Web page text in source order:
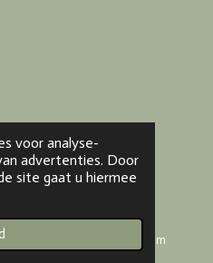
voor analyse-
advertenties. Door
site gaat u hiermee
Kaart Instagram